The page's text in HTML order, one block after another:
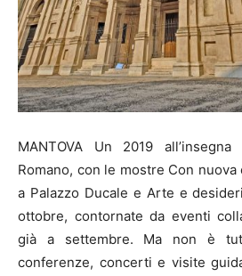
MANTOVA Un 2019
Romano, con le mostre Con
a Palazzo Ducale e Arte e
ottobre, contornate da eventi
già a settembre. Ma non è
conferenze, concerti e visite